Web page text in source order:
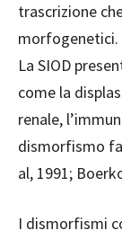
trascrizione
morfogenetici.
La SIOD
come la
renale,
dismorfismo
al, 1991;
I dismorfismi